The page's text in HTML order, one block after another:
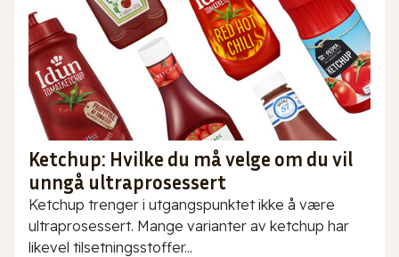
Ketchup: Hvilke du må velge om du vil
unngå ultraprosessert
Ketchup trenger i utgangspunktet ikke å være
ultraprosessert. Mange varianter av ketchup har
likevel tilsetningsstoffer...